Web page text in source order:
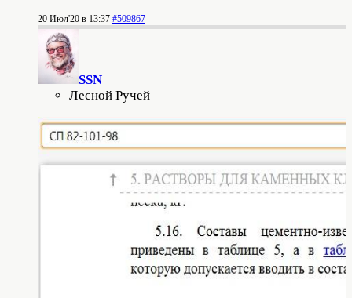
20 Июл'20 в 13:37 #509867
SSN
Лесной Ручей